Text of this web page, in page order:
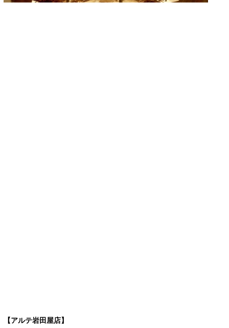
【アルテ岩田屋店】